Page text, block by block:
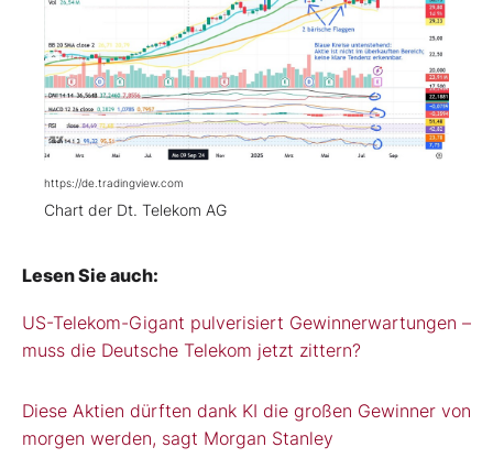
https://de.tradingview.com
Chart der Dt. Telekom AG
Lesen Sie auch:
US-Telekom-Gigant pulverisiert Gewinnerwartungen –
muss die Deutsche Telekom jetzt zittern?
Diese Aktien dürften dank KI die großen Gewinner von
morgen werden, sagt Morgan Stanley